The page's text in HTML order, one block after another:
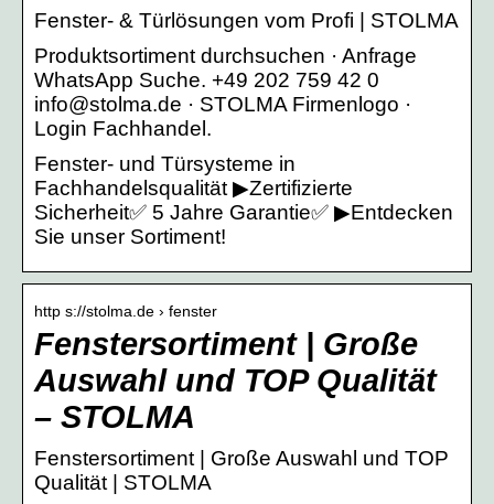
Fenster- & Türlösungen vom Profi | STOLMA
Produktsortiment durchsuchen · Anfrage
WhatsApp Suche. +49 202 759 42 0
info@stolma.de · STOLMA Firmenlogo ·
Login Fachhandel.
Fenster- und Türsysteme in
Fachhandelsqualität ▶Zertifizierte
Sicherheit✅ 5 Jahre Garantie✅ ▶Entdecken
Sie unser Sortiment!
http s://stolma.de › fenster
Fenstersortiment | Große
Auswahl und TOP Qualität
– STOLMA
Fenstersortiment | Große Auswahl und TOP
Qualität | STOLMA